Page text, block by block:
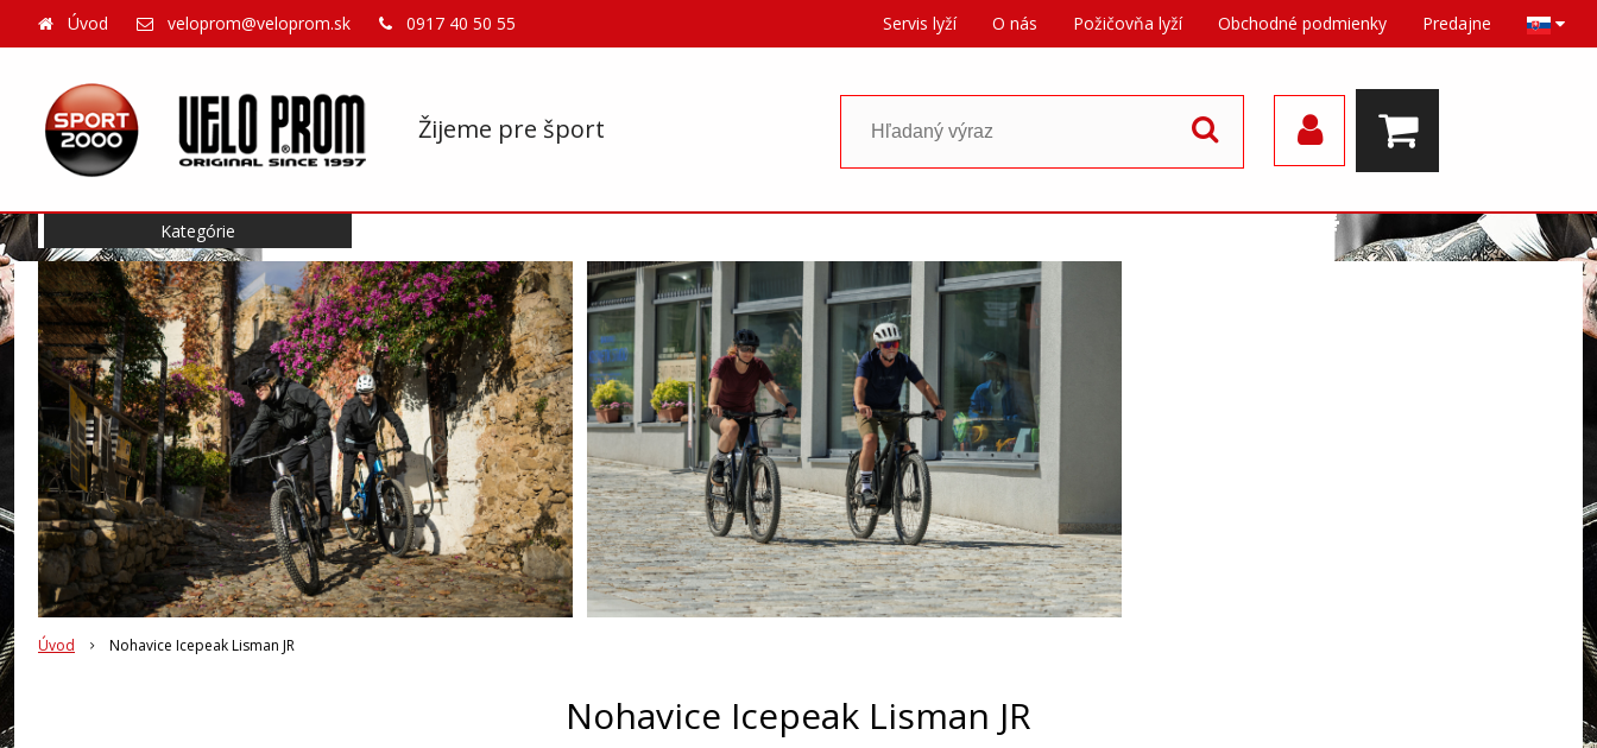
Žijeme pre šport
Úvod veloprom@veloprom.sk 0917 40 50 55 Servis lyží O nás Požičovňa lyží Obchodné podmienky Predajne
Úvod Nohavice Icepeak Lisman JR
Nohavice Icepeak Lisman JR
Kategórie